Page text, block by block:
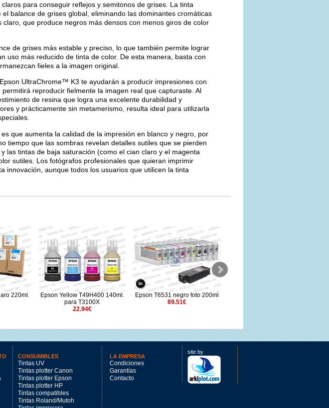
para conseguir reflejos y semitonos de grises. La tinta
balance de grises global, eliminando las dominantes cromáticas
que produce negros más densos con menos giros de color
de grises más estable y preciso, lo que también permite lograr
uso más reducido de tinta de color. De esta manera, basta con
fieles a la imagen original.
UltraChrome™ K3 te ayudarán a producir impresiones con
reproducir fielmente la imagen real que capturaste. Al
de resina que logra una excelente durabilidad y
y prácticamente sin metamerismo, resulta ideal para utilizarla
que aumenta la calidad de la impresión en blanco y negro, por
tiempo que las sombras revelan detalles sutiles que se pierden
las tintas de baja saturación (como el cian claro y el magenta
sutiles. Los fotógrafos profesionales que quieran imprimir
innovación, aunque todos los usuarios que utilicen la tinta
220ml.
Epson Yellow T49H400 140ml.
para T3100X
22.94€
Epson T6531 negro foto 200ml
89.51€
CONSUMIBLES
Tintas UV
Tintas plotter Canon
Tintas plotter Epson
Tintas plotter HP
Tintas compatibles
Tintas Roland/Mutoh
LA EMPRESA
Condiciones
Garantías
Contacto
site by